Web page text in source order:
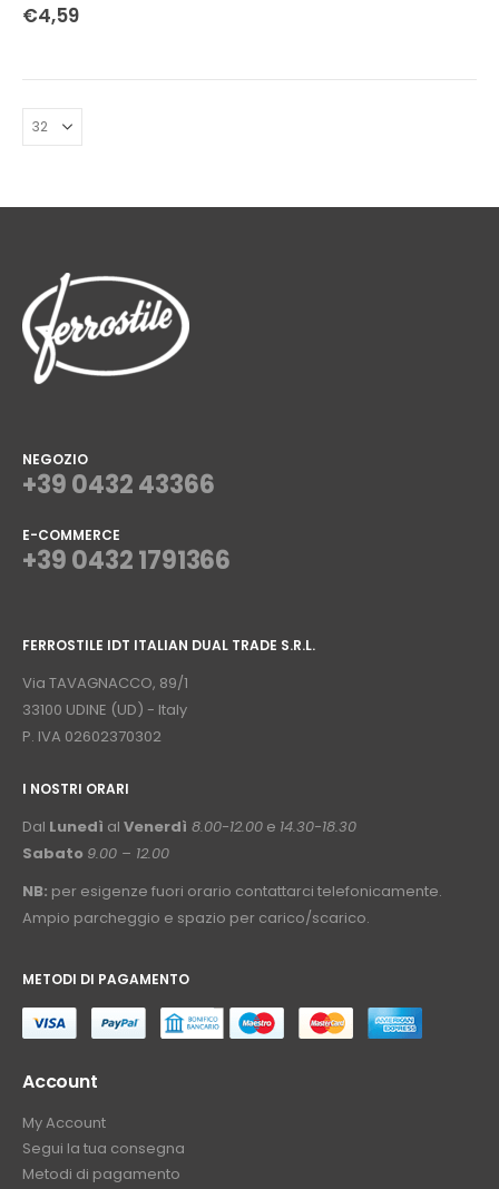
0Su 5
€4,59
NEGOZIO
+39 0432 43366
E-COMMERCE
+39 0432 1791366
FERROSTILE IDT ITALIAN DUAL TRADE S.R.L.
Via TAVAGNACCO, 89/1
33100 UDINE (UD) - Italy
P. IVA 02602370302
I NOSTRI ORARI
Dal Lunedì al Venerdì 8.00-12.00 e 14.30-18.30
Sabato 9.00 – 12.00
NB: per esigenze fuori orario contattarci telefonicamente.
Ampio parcheggio e spazio per carico/scarico.
METODI DI PAGAMENTO
Account
My Account
Segui la tua consegna
Metodi di pagamento